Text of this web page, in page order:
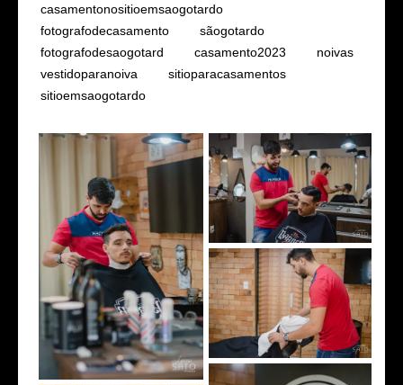
casamentonositioemsaogotardo
fotografodecasamento
sãogotardo
fotografodesaogotard
casamento2023
noivas
vestidoparanoiva
sitioparacasamentos
sitioemsaogotardo